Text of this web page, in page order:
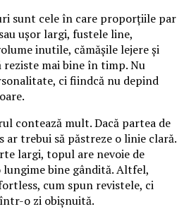
sunt cele în care proporțiile par
ușor largi, fustele line,
inutile, cămășile lejere și
reziste mai bine în timp. Nu
ci fiindcă nu depind
contează mult. Dacă partea de
ar trebui să păstreze o linie clară.
largi, topul are nevoie de
lungime bine gândită. Altfel,
cum spun revistele, ci
o zi obișnuită.